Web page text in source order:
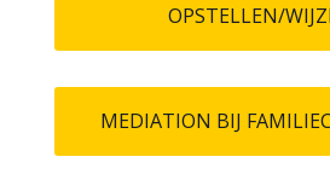
OPSTELLEN/
MEDIATION BIJ